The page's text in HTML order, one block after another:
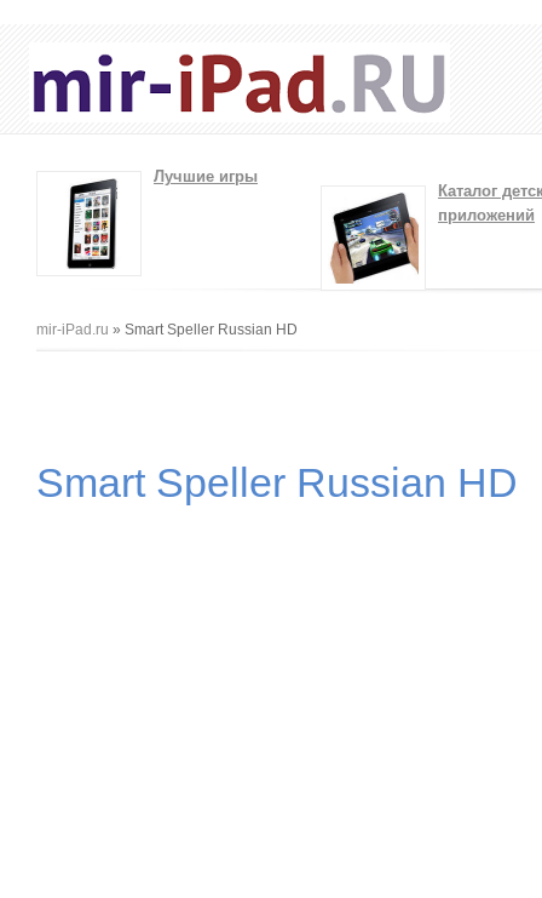
Лучшие игры
Каталог
приложений
Вы здесь
mir-iPad.ru » Smart Speller Russian HD
Smart Speller Russian HD